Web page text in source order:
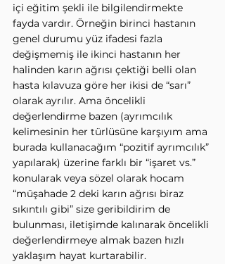
içi eğitim şekli ile bilgilendirmekte
fayda vardır. Örneğin birinci hastanın
genel durumu yüz ifadesi fazla
değişmemiş ile ikinci hastanın her
halinden karın ağrısı çektiği belli olan
hasta kılavuza göre her ikisi de “sarı”
olarak ayrılır. Ama öncelikli
değerlendirme bazen (ayrımcılık
kelimesinin her türlüsüne karşıyım ama
burada kullanacağım “pozitif ayrımcılık”
yapılarak) üzerine farklı bir “işaret vs.”
konularak veya sözel olarak hocam
“müşahade 2 deki karın ağrısı biraz
sıkıntılı gibi” size geribildirim de
bulunması, iletişimde kalınarak öncelikli
değerlendirmeye almak bazen hızlı
yaklaşım hayat kurtarabilir.